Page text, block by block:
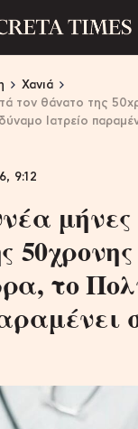
Χανιά
τον θάνατο της
Ιατρείο
9:12
το